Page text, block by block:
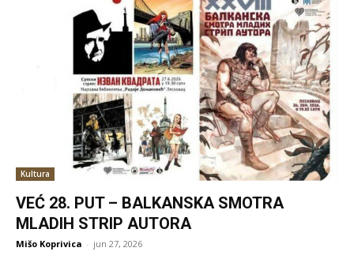
Kultura
VEĆ 28. PUT – BALKANSKA SMOTRA
MLADIH STRIP AUTORA
Mišo Koprivica - jun 27, 2026